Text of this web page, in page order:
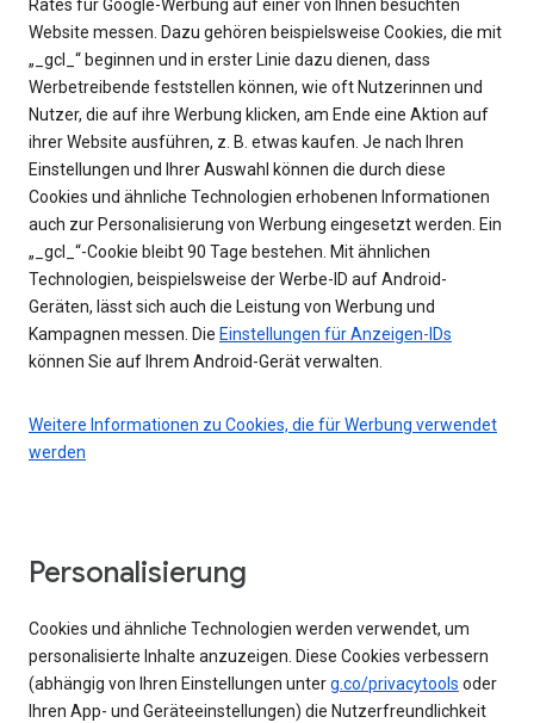
Rates für Google-Werbung auf einer von Ihnen besuchten
Website messen. Dazu gehören beispielsweise Cookies, die mit
„_gcl_“ beginnen und in erster Linie dazu dienen, dass
Werbetreibende feststellen können, wie oft Nutzerinnen und
Nutzer, die auf ihre Werbung klicken, am Ende eine Aktion auf
ihrer Website ausführen, z. B. etwas kaufen. Je nach Ihren
Einstellungen und Ihrer Auswahl können die durch diese
Cookies und ähnliche Technologien erhobenen Informationen
auch zur Personalisierung von Werbung eingesetzt werden. Ein
„_gcl_“-Cookie bleibt 90 Tage bestehen. Mit ähnlichen
Technologien, beispielsweise der Werbe-ID auf Android-
Geräten, lässt sich auch die Leistung von Werbung und
Kampagnen messen. Die Einstellungen für Anzeigen-IDs
können Sie auf Ihrem Android-Gerät verwalten.
Weitere Informationen zu Cookies, die für Werbung verwendet
werden
Personalisierung
Cookies und ähnliche Technologien werden verwendet, um
personalisierte Inhalte anzuzeigen. Diese Cookies verbessern
(abhängig von Ihren Einstellungen unterg.co/privacytools oder
Ihren App- und Geräteeinstellungen) die Nutzerfreundlichkeit